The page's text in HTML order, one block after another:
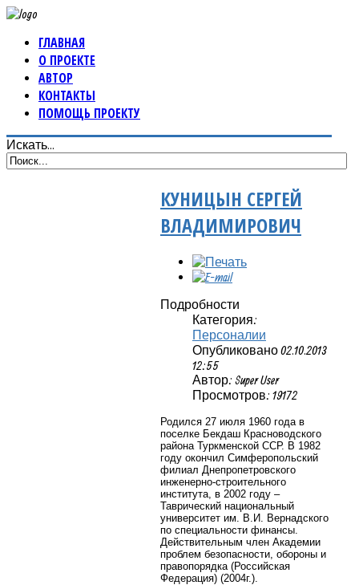
ГЛАВНАЯ
О ПРОЕКТЕ
АВТОР
КОНТАКТЫ
ПОМОЩЬ ПРОЕКТУ
Искать...
КУНИЦЫН СЕРГЕЙ
ВЛАДИМИРОВИЧ
Подробности
Категория:
Персоналии
Опубликовано 02.10.2013
12:55
Автор: Super User
Просмотров: 19172
Родился 27 июля 1960 года в
поселке Бекдаш Красноводского
района Туркменской ССР. В 1982
году окончил Симферопольский
филиал Днепропетровского
инженерно-строительного
института, в 2002 году –
Таврический национальный
университет им. В.И. Вернадского
по специальности финансы.
Действительным член Академии
проблем безопасности, обороны и
правопорядка (Российская
Федерация) (2004г.).